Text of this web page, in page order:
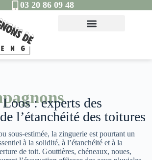
03 20 86 09 48
: experts des
l’étanchéité des toitures
sous-estimée, la zinguerie est pourtant un
à la solidité, à l’étanchéité et à la
de toit. Gouttières, chéneaux, noues,